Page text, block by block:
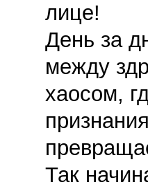
лице!
День за
между
хаосом,
Так